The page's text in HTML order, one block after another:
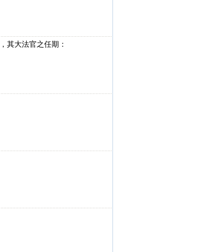
其大法官之任期：